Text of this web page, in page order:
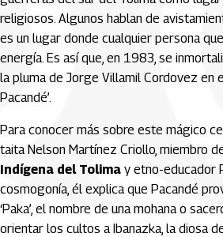
religiosos. Algunos hablan de
es un lugar donde cualquier persona
energía. Es así que, en 1983, se
la pluma de Jorge Villamil Cordovez en
Pacandé’.
Para conocer más sobre este mágico
taita Nelson Martínez Criollo, miembro
Indígena del Tolima y etno-educador
cosmogonía, él explica que Pacandé
‘Paka’, el nombre de una mohana o
orientar los cultos a Ibanazka, la diosa